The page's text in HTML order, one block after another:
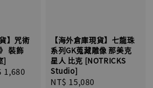
】咒術
裝飾
]
1,680
【海外倉庫現貨】七龍珠
系列GK蒐藏雕像 那美克
星人 比克 [NOTRICKS
Studio]
Regular
NT$ 15,080